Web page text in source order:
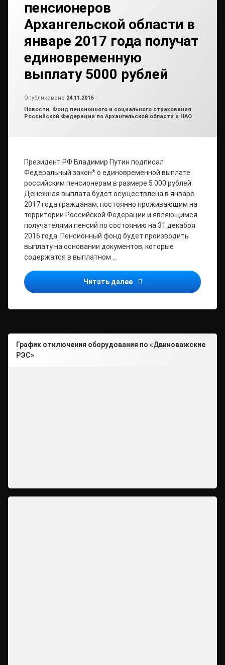
пенсионеров
Архангельской области в
январе 2017 года получат
единовременную
выплату 5000 рублей
Опубликовано 24.11.2016
Рубрики:
Новости, Фонд пенсионного и социального страхования
Российской Федерации по Архангельской области и НАО
Президент РФ Владимир Путин подписал
Федеральный закон* о единовременной выплате
российским пенсионерам в размере 5 000 рублей.
Денежная выплата будет осуществлена в январе
2017 года гражданам, постоянно проживающим на
территории Российской Федерации и являющимся
получателями пенсий по состоянию на 31 декабря
2016 года. Пенсионный фонд будет производить
выплату на основании документов, которые
содержатся в выплатном …
Читать далее Почти 415 тысяч
График отключения оборудования по «Двиноважские
РЭС»